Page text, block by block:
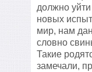
должно
новых
мир, нам
словно
Такие
замечали,